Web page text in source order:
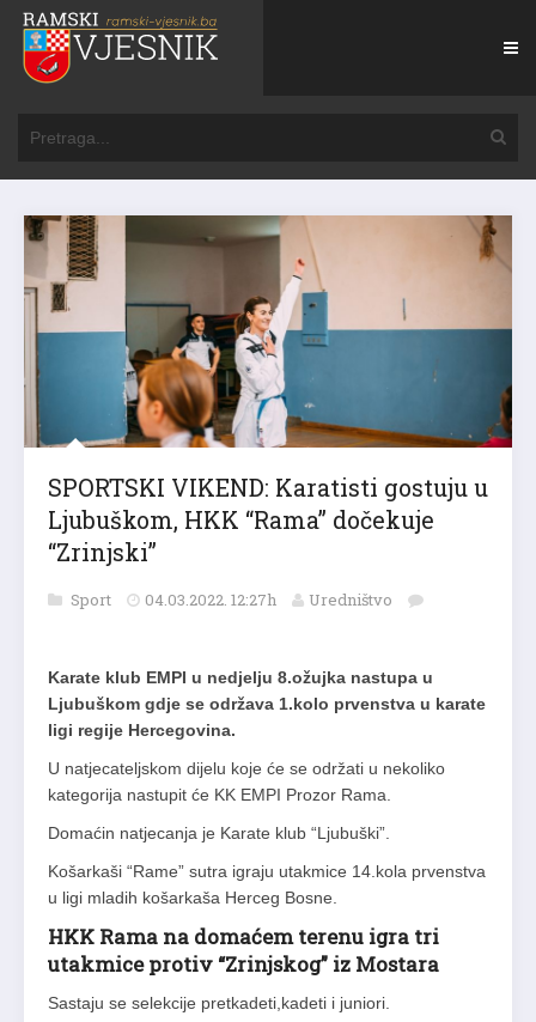
SPORTSKI VIKEND: Karatisti gostuju u
Ljubuškom, HKK “Rama” dočekuje
“Zrinjski”
Sport 04.03.2022. 12:27h Uredništvo
Karate klub EMPI u nedjelju 8.ožujka nastupa u
Ljubuškom gdje se održava 1.kolo prvenstva u karate
ligi regije Hercegovina.
U natjecateljskom dijelu koje će se održati u nekoliko
kategorija nastupit će KK EMPI Prozor Rama.
Domaćin natjecanja je Karate klub “Ljubuški”.
Košarkaši “Rame” sutra igraju utakmice 14.kola prvenstva
u ligi mladih košarkaša Herceg Bosne.
HKK Rama na domaćem terenu igra tri
utakmice protiv “Zrinjskog” iz Mostara
Sastaju se selekcije pretkadeti,kadeti i juniori.